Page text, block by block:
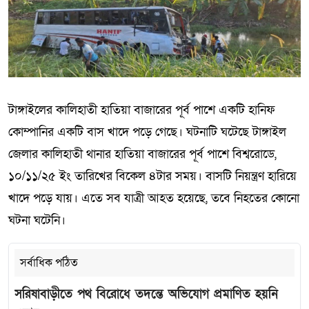
টাঙ্গাইলের কালিহাতী হাতিয়া বাজারের পূর্ব পাশে একটি হানিফ
কোম্পানির একটি বাস খাদে পড়ে গেছে। ঘটনাটি ঘটেছে টাঙ্গাইল
জেলার কালিহাতী থানার হাতিয়া বাজারের পূর্ব পাশে বিশ্বরোডে,
১০/১১/২৫ ইং তারিখের বিকেল ৪টার সময়। বাসটি নিয়ন্ত্রণ হারিয়ে
খাদে পড়ে যায়। এতে সব যাত্রী আহত হয়েছে, তবে নিহতের কোনো
ঘটনা ঘটেনি।
সর্বাধিক পঠিত
সরিষাবাড়ীতে পথ বিরোধে তদন্তে অভিযোগ প্রমাণিত হয়নি